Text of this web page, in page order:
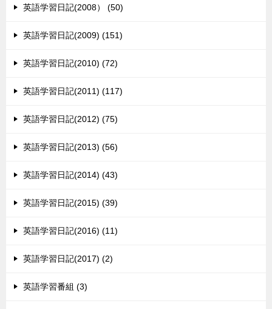
英語学習日記(2008） (50)
英語学習日記(2009) (151)
英語学習日記(2010) (72)
英語学習日記(2011) (117)
英語学習日記(2012) (75)
英語学習日記(2013) (56)
英語学習日記(2014) (43)
英語学習日記(2015) (39)
英語学習日記(2016) (11)
英語学習日記(2017) (2)
英語学習番組 (3)